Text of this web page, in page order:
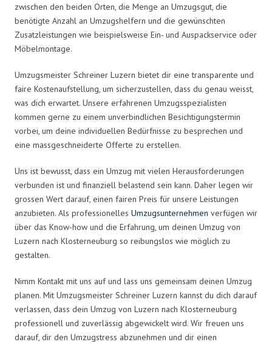
zwischen den beiden Orten, die Menge an Umzugsgut, die
benötigte Anzahl an Umzugshelfern und die gewünschten
Zusatzleistungen wie beispielsweise Ein- und Auspackservice oder
Möbelmontage.
Umzugsmeister Schreiner Luzern bietet dir eine transparente und
faire Kostenaufstellung, um sicherzustellen, dass du genau weisst,
was dich erwartet. Unsere erfahrenen Umzugsspezialisten
kommen gerne zu einem unverbindlichen Besichtigungstermin
vorbei, um deine individuellen Bedürfnisse zu besprechen und
eine massgeschneiderte Offerte zu erstellen.
Uns ist bewusst, dass ein Umzug mit vielen Herausforderungen
verbunden ist und finanziell belastend sein kann. Daher legen wir
grossen Wert darauf, einen fairen Preis für unsere Leistungen
anzubieten. Als professionelles Umzugsunternehmen verfügen wir
über das Know-how und die Erfahrung, um deinen Umzug von
Luzern nach Klosterneuburg so reibungslos wie möglich zu
gestalten.
Nimm Kontakt mit uns auf und lass uns gemeinsam deinen Umzug
planen. Mit Umzugsmeister Schreiner Luzern kannst du dich darauf
verlassen, dass dein Umzug von Luzern nach Klosterneuburg
professionell und zuverlässig abgewickelt wird. Wir freuen uns
darauf, dir den Umzugstress abzunehmen und dir einen